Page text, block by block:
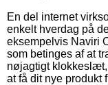
En del internet
enkelt hverdag på
eksempelvis Naviri
som betinges af at
nøjagtigt klokkeslæt,
at få dit nye produkt